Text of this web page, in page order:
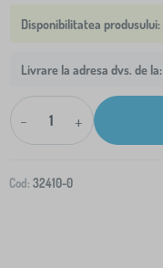
Livrare la adresa dvs. de la:
- +
Cod: 32410-0